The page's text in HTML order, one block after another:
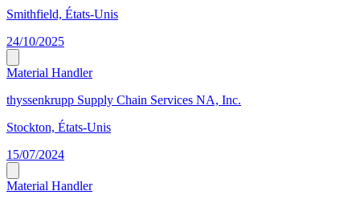
Smithfield, États-Unis
24/10/2025
Material Handler
thyssenkrupp Supply Chain Services NA, Inc.
Stockton, États-Unis
15/07/2024
Material Handler